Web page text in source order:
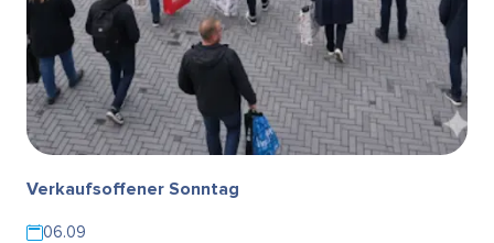
Verkaufsoffener Sonntag
06.09